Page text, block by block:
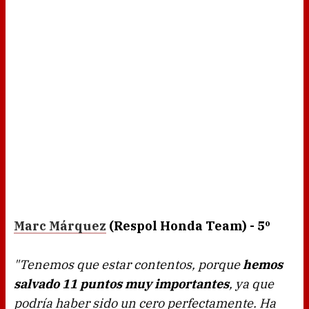
Marc Márquez (Respol Honda Team) - 5º
"Tenemos que estar contentos, porquehemos
salvado 11 puntos muy importantes, ya que
podría haber sido un cero perfectamente. Ha